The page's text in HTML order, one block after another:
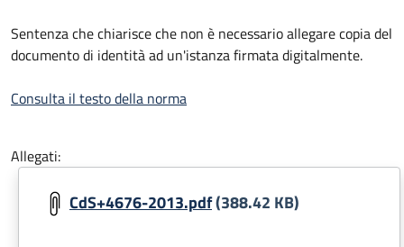
Sentenza che chiarisce che non è necessario allegare copia del
documento di identità ad un'istanza firmata digitalmente.
Consulta il testo della norma
Allegati:
CdS+4676-2013.pdf(388.42 KB)